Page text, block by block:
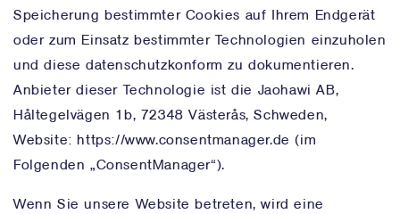
Speicherung bestimmter Cookies auf Ihrem Endgerät
oder zum Einsatz bestimmter Technologien einzuholen
und diese datenschutzkonform zu dokumentieren.
Anbieter dieser Technologie ist die Jaohawi AB,
Håltegelvägen 1b, 72348 Västerås, Schweden,
Website:https://www.consentmanager.de (im
Folgenden „ConsentManager“).
Wenn Sie unsere Website betreten, wird eine